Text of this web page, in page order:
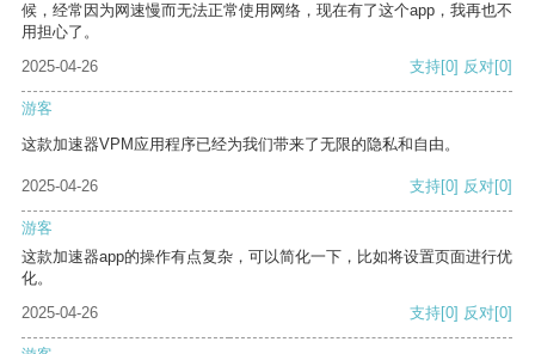
候，经常因为网速慢而无法正常使用网络，现在有了这个app，我再也不
用担心了。
2025-04-26
支持[0] 反对[0]
游客
这款加速器VPM应用程序已经为我们带来了无限的隐私和自由。
2025-04-26 支持[0] 反对[0]
游客
这款加速器app的操作有点复杂，可以简化一下，比如将设置页面进行优
化。
2025-04-26
支持[0] 反对[0]